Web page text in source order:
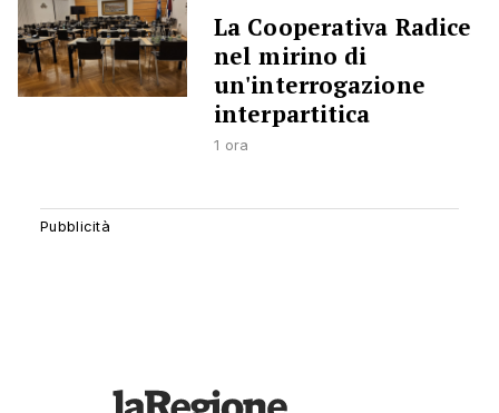
La Cooperativa Radice
nel mirino di
un'interrogazione
interpartitica
1 ora